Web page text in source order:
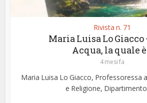
Rivista n. 71
Maria Luisa Lo Giacco
Acqua, la quale
4 mesi fa
Maria Luisa Lo Giacco, Professoressa
e Religione, Dipartimento